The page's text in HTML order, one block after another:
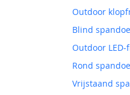
Outdoor
Blind
Outdoor LED-
Rond
Vrijstaand